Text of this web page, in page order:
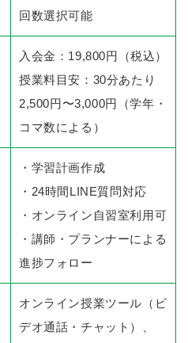
回数選択可能
入会金：19,800円（税込）
授業料目安：30分あたり
2,500円〜3,000円（学年・
コマ数による）
・学習計画作成
・24時間LINE質問対応
・オンライン自習室利用可
・講師・プランナーによる
進捗フォロー
オンライン授業ツール（ビ
デオ通話・チャット）、